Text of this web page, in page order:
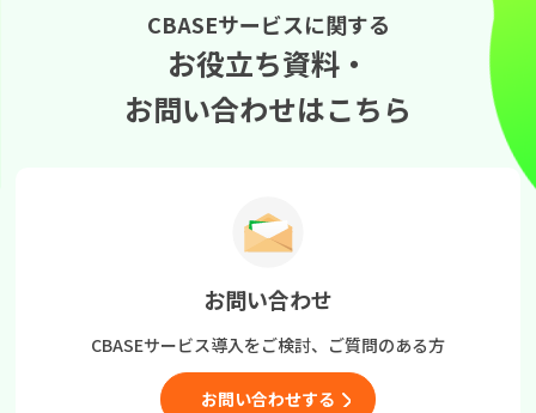
CBASEサービスに関する
お役立ち資料・
お問い合わせはこちら
お問い合わせ
CBASEサービス導入をご検討、 ご質問のある方
お問い合わせする